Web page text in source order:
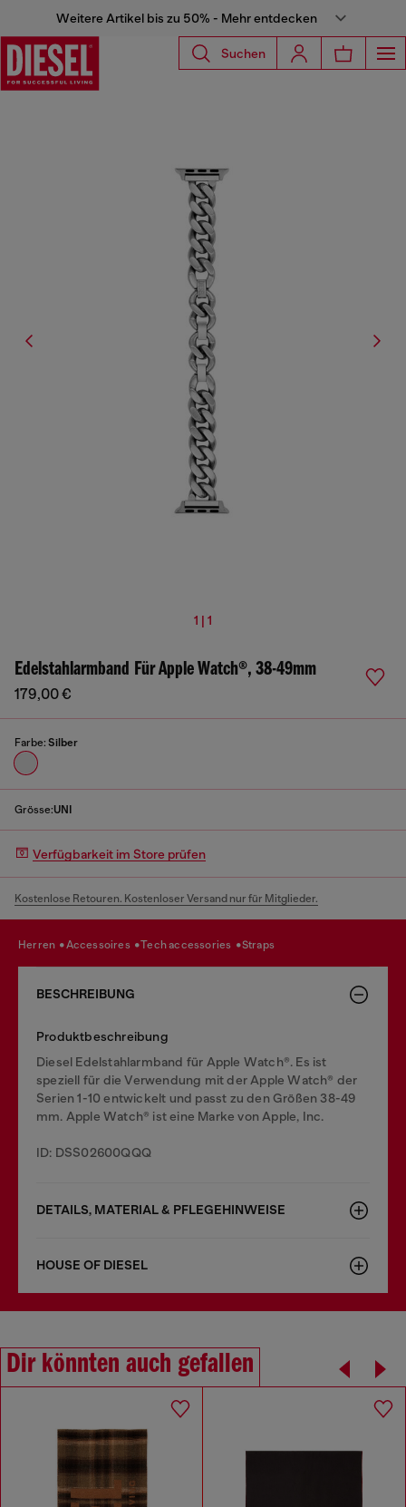
Weitere Artikel bis zu 50% - Mehr entdecken
Suchen
1 | 1
Edelstahlarmband Für Apple Watch®, 38-49mm
179,00 €
Farbe: Silber
Grösse:UNI
Verfügbarkeit im Store prüfen
Kostenlose Retouren. Kostenloser Versand nur für Mitglieder.
herren accessoires tech accessories straps
BESCHREIBUNG
Produktbeschreibung
Diesel Edelstahlarmband für Apple Watch®. Es ist
speziell für die Verwendung mit der Apple Watch® der
Serien 1-10 entwickelt und passt zu den Größen 38-49
mm. Apple Watch® ist eine Marke von Apple, Inc.
ID: DSS02600QQQ
DETAILS, MATERIAL & PFLEGEHINWEISE
HOUSE OF DIESEL
Dir könnten auch gefallen